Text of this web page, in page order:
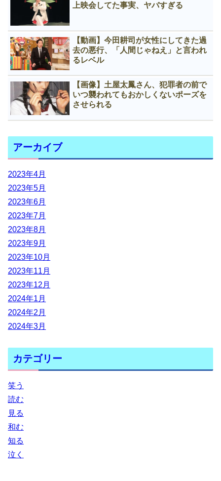
上映会してた事実、ヤバすぎる
【動画】今田耕司が女性にしてきた過
去の悪行、「人間じゃねえ」と言われ
るレベル
【画像】土屋太鳳さん、犯罪者の前で
いつ襲われてもおかしくないポーズを
させられる
アーカイブ
2023年4月
2023年5月
2023年6月
2023年7月
2023年8月
2023年9月
2023年10月
2023年11月
2023年12月
2024年1月
2024年2月
2024年3月
カテゴリー
笑う
読む
見る
和む
知る
泣く